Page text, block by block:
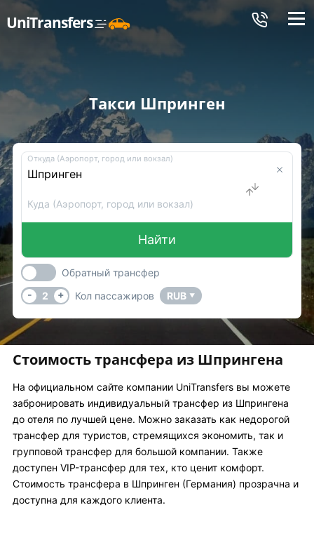
UniTransfers Меню
Такси Шпринген
Откуда (Аэропорт, город или вокзал)
Куда (Аэропорт, город или вокзал)
Найти
Обратный трансфер
-
2 + Кол пассажиров RUB ▼
Стоимость трансфера из Шпрингена
На официальном сайте компании UniTransfers вы можете
забронировать индивидуальный трансфер из Шпрингена
до отеля по лучшей цене. Можно заказать как недорогой
трансфер для туристов, стремящихся экономить, так и
групповой трансфер для большой компании. Также
доступен VIP-трансфер для тех, кто ценит комфорт.
Стоимость трансфера в Шпринген (Германия) прозрачна и
доступна для каждого клиента.